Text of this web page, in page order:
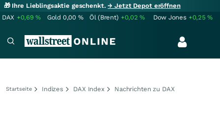
🎁 Ihre Lieblingsaktie geschenkt.→ Jetzt Depot eröffnen
DAX +0,69% Gold 0,00 % Öl (Brent) +0,02% Dow Jones +0,25%
Startseite Indizes DAX Index Nachrichten zu DAX